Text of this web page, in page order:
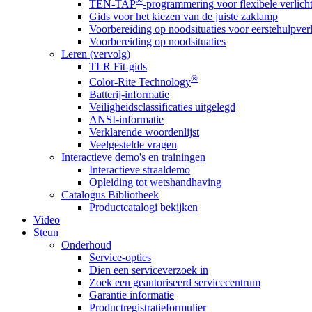
TEN-TAP -programmering voor flexibele
Gids voor het kiezen van de juiste zaklamp
Voorbereiding op noodsituaties voor
Voorbereiding op noodsituaties
Leren (vervolg)
TLR Fit-gids
Color-Rite Technology®
Batterij-informatie
Veiligheidsclassificaties uitgelegd
ANSI-informatie
Verklarende woordenlijst
Veelgestelde vragen
Interactieve demo's en trainingen
Interactieve straaldemo
Opleiding tot wetshandhaving
Catalogus Bibliotheek
Productcatalogi bekijken
Video
Steun
Onderhoud
Service-opties
Dien een serviceverzoek in
Zoek een geautoriseerd servicecentrum
Garantie informatie
Productregistratieformulier